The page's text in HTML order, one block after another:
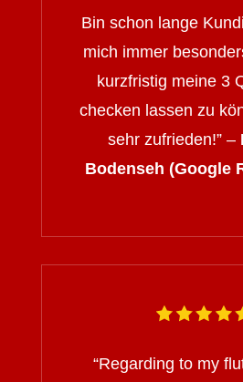
Bin schon lange
mich immer
kurzfristig meine 3
checken lassen zu
sehr zufrieden!” –
Bodenseh (Google
“Regarding to my